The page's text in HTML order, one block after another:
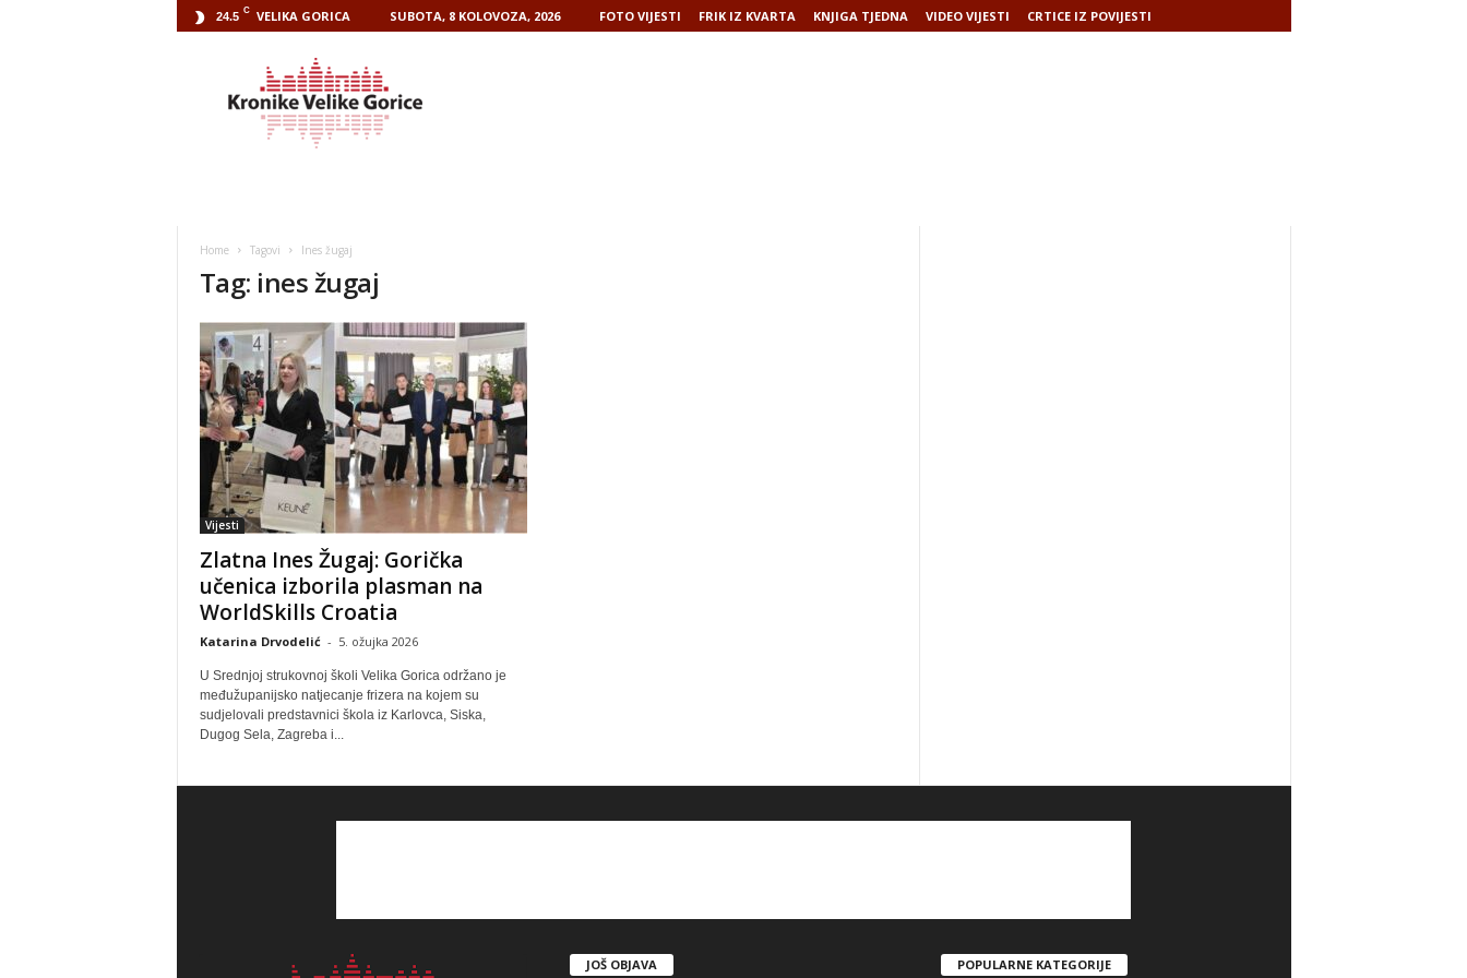
24.5 C VELIKA GORICA SUBOTA, 8 KOLOVOZA, 2026 FOTO VIJESTI FRIK IZ KVARTA KNJIGA TJEDNA VIDEO VIJESTI CRTICE IZ POVIJESTI
Home Tagovi Ines žugaj
Tag: ines žugaj
Vijesti
Zlatna Ines Žugaj: Gorička
učenica izborila plasman na
WorldSkills Croatia
Katarina Drvodelić - 5. ožujka 2026
U Srednjoj strukovnoj školi Velika Gorica održano je
međužupanijsko natjecanje frizera na kojem su
sudjelovali predstavnici škola iz Karlovca, Siska,
Dugog Sela, Zagreba i...
JOŠ OBJAVA POPULARNE KATEGORIJE